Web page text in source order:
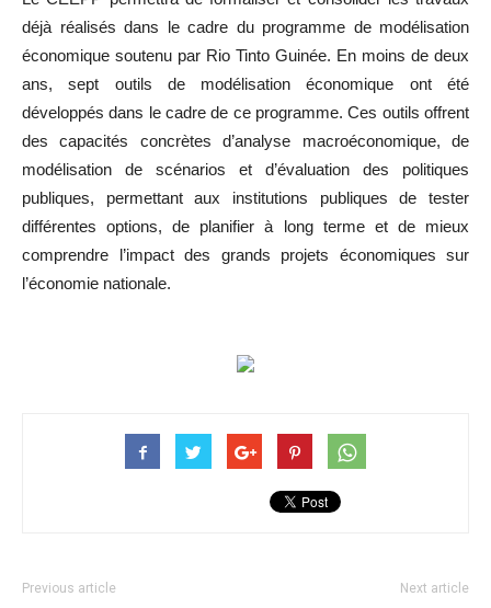
déjà réalisés dans le cadre du programme de modélisation
économique soutenu par Rio Tinto Guinée. En moins de deux
ans, sept outils de modélisation économique ont été
développés dans le cadre de ce programme. Ces outils offrent
des capacités concrètes d’analyse macroéconomique, de
modélisation de scénarios et d’évaluation des politiques
publiques, permettant aux institutions publiques de tester
différentes options, de planifier à long terme et de mieux
comprendre l’impact des grands projets économiques sur
l’économie nationale.
Previous article Next article